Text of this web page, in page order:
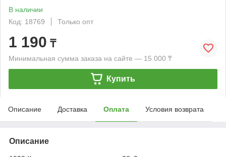
В наличии
Код: 18769
Только опт
1 190 ₸
Минимальная сумма заказа на сайте — 15 000 ₸
Купить
Описание Доставка Оплата Условия возврата
Описание